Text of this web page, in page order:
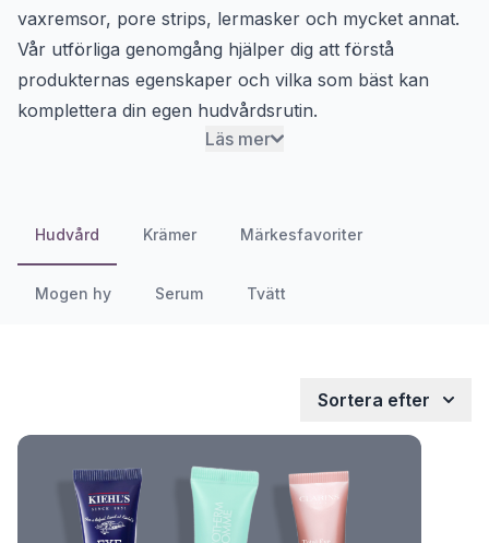
vaxremsor, pore strips, lermasker och mycket annat.
Vår utförliga genomgång hjälper dig att förstå
produkternas egenskaper och vilka som bäst kan
komplettera din egen hudvårdsrutin.
Läs mer
Hudvård Krämer Märkesfavoriter
Mogen hy Serum Tvätt
Sortera efter